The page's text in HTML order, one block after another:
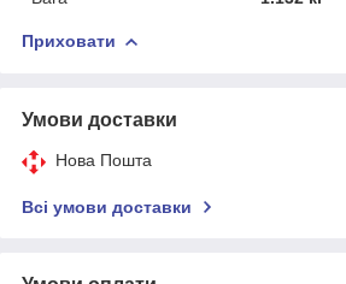
Приховати
Умови доставки
Нова Пошта
Всі умови доставки